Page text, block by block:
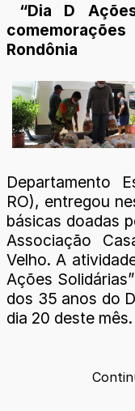
“Dia D
Rondônia
Departamento
RO), entregou
básicas doadas
Associação
Velho. A
Ações
dos 35 anos do
dia 20 deste mês.